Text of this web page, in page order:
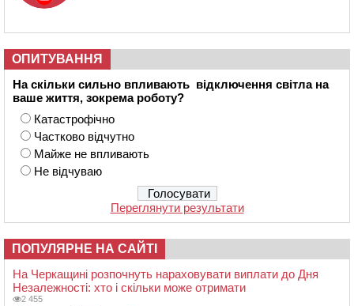
ОПИТУВАННЯ
На скільки сильно впливають відключення світла на
ваше життя, зокрема роботу?
Катастрофічно
Частково відчутно
Майже не впливають
Не відчуваю
Переглянути результати
ПОПУЛЯРНЕ НА САЙТІ
На Черкащині розпочнуть нараховувати виплати до Дня
Незалежності: хто і скільки може отримати
2 455